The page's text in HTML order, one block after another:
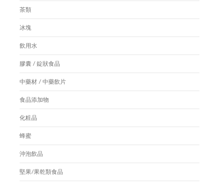
茶類
冰塊
飲用水
膠囊 / 錠狀食品
中藥材 / 中藥飲片
食品添加物
化粧品
蜂蜜
沖泡飲品
堅果/果乾類食品